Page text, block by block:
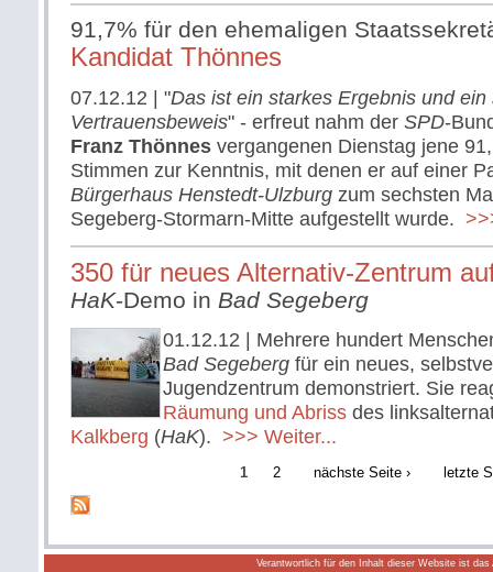
91,7% für den ehemaligen
Kandidat Thönnes
07.12.12 | "Das ist ein starkes Ergebnis und ein
Vertrauensbeweis" - erfreut nahm der SPD-
Franz Thönnes vergangenen Dienstag jene
Stimmen zur Kenntnis, mit denen er auf einer
Bürgerhaus Henstedt-Ulzburg zum sechsten
Segeberg-Stormarn-Mitte aufgestellt wurde.
350 für neues Alternativ-Zentrum
HaK-Demo in Bad Segeberg
01.12.12 | Mehrere hundert
Bad Segeberg für ein neues,
Jugendzentrum demonstriert. Sie
Räumung und Abriss des
Kalkberg (HaK). >>> Weiter...
1 2 nächste Seite › letzte
Verantwortlich für den Inhalt dieser Website ist